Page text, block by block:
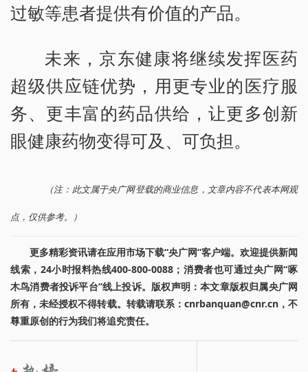
过敏等患者提供有价值的产品。
未来，京东健康将继续发挥医药
超级供应链优势，用更专业的医疗服
务、更丰富的药品供给，让更多创新
眼健康药物变得可及、可负担。
（注：此文属于央广网登载的商业信息，文章内容不代表本网观
点，仅供参考。）
更多精彩资讯请在应用市场下载“央广网”客户端。欢迎提供新闻
线索，24小时报料热线400-800-0088；消费者也可通过央广网“啄
木鸟消费者投诉平台”线上投诉。版权声明：本文章版权归属央广网
所有，未经授权不得转载。转载请联系：cnrbanquan@cnr.cn，不
尊重原创的行为我们将追究责任。